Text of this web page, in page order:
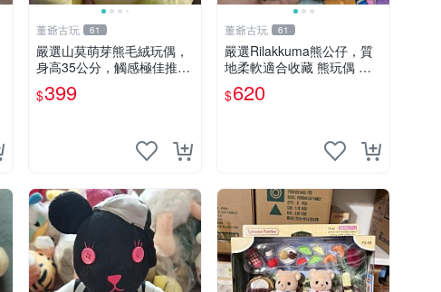
董爺古玩 61
嚴選山莫萌芽熊毛絨玩偶，
身高35公分，觸感極佳推薦
收藏 萌芽熊 毛絨玩偶 串珠
玩偶
$399
董爺古玩 61
嚴選Rilakkuma熊公仔，質
地柔軟適合收藏 熊玩偶 柔
軟 公仔 收藏
$620